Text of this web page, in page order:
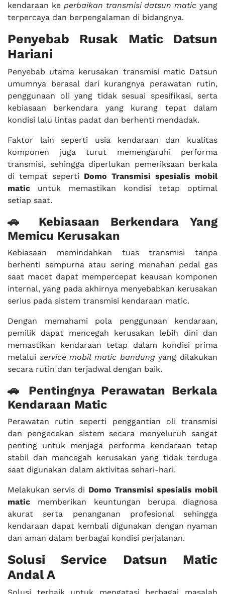
kendaraan ke perbaikan transmisi datsun matic yang
terpercaya dan berpengalaman di bidangnya.
Penyebab Rusak Matic Datsun
Hariani
Penyebab utama kerusakan transmisi matic Datsun
umumnya berasal dari kurangnya perawatan rutin,
penggunaan oli yang tidak sesuai spesifikasi, serta
kebiasaan berkendara yang kurang tepat dalam
kondisi lalu lintas padat dan berhenti mendadak.
Faktor lain seperti usia kendaraan dan kualitas
komponen juga turut memengaruhi performa
transmisi, sehingga diperlukan pemeriksaan berkala
di tempat seperti Domo Transmisi spesialis mobil
matic untuk memastikan kondisi tetap optimal
setiap saat.
🚗 Kebiasaan Berkendara Yang
Memicu Kerusakan
Kebiasaan memindahkan tuas transmisi tanpa
berhenti sempurna atau sering menahan pedal gas
saat macet dapat mempercepat keausan komponen
internal, yang pada akhirnya menyebabkan kerusakan
serius pada sistem transmisi kendaraan matic.
Dengan memahami pola penggunaan kendaraan,
pemilik dapat mencegah kerusakan lebih dini dan
memastikan kendaraan tetap dalam kondisi prima
melalui service mobil matic bandungyang dilakukan
secara rutin dan terjadwal dengan baik.
🚗 Pentingnya Perawatan Berkala
Kendaraan Matic
Perawatan rutin seperti penggantian oli transmisi
dan pengecekan sistem secara menyeluruh sangat
penting untuk menjaga performa kendaraan tetap
stabil dan mencegah kerusakan yang tidak terduga
saat digunakan dalam aktivitas sehari-hari.
Melakukan servis di Domo Transmisi spesialis mobil
matic memberikan keuntungan berupa diagnosa
akurat serta penanganan profesional sehingga
kendaraan dapat kembali digunakan dengan nyaman
dan aman dalam berbagai kondisi perjalanan.
Solusi Service Datsun Matic
Andal A